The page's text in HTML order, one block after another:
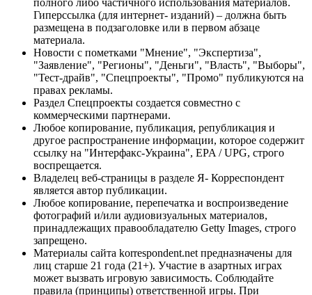
полного либо частичного использования материалов.
Гиперссылка (для интернет- изданий) – должна быть
размещена в подзаголовке или в первом абзаце
материала.
Новости с пометками "Мнение", "Экспертиза",
"Заявление", "Регионы", "Деньги", "Власть", "Выборы",
"Тест-драйв", "Спецпроекты", "Промо" публикуются на
правах рекламы.
Раздел Спецпроекты создается совместно с
коммерческими партнерами.
Любое копирование, публикация, републикация и
другое распространение информации, которое содержит
ссылку на "Интерфакс-Украина", EPA / UPG, строго
воспрещается.
Владелец веб-страницы в разделе Я- Корреспондент
является автор публикации.
Любое копирование, перепечатка и воспроизведение
фотографий и/или аудиовизуальных материалов,
принадлежащих правообладателю Getty Images, строго
запрещено.
Материалы сайта korrespondent.net предназначены для
лиц старше 21 года (21+). Участие в азартных играх
может вызвать игровую зависимость. Соблюдайте
правила (принципы) ответственной игры. При